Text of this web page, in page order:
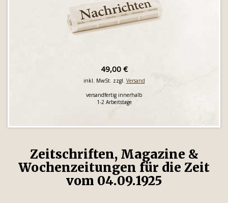
49,00 €
inkl. MwSt. zzgl. Versand
versandfertig innerhalb
1-2 Arbeitstage
Zeitschriften, Magazine &
Wochenzeitungen für die Zeit
vom 04.09.1925